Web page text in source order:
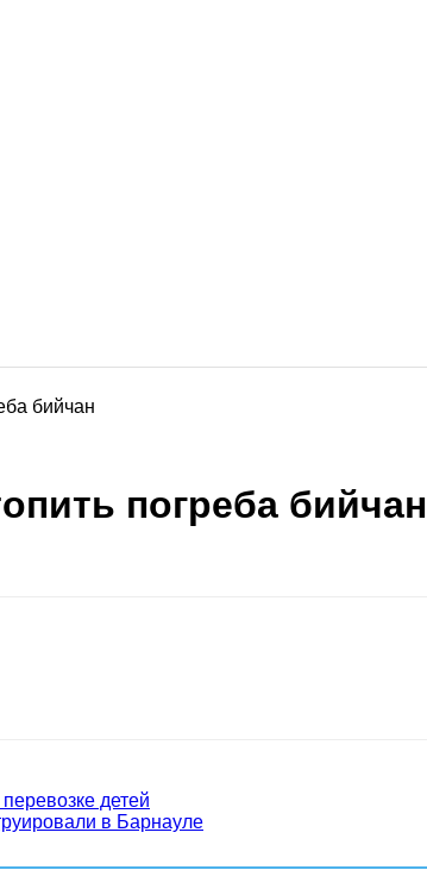
бийчан
погреба бийчан
детей
в Барнауле